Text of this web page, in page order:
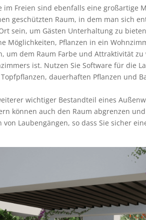
im Freien sind ebenfalls eine großartige
geschützten Raum, in dem man sich
sein, um Gästen Unterhaltung zu
Möglichkeiten, Pflanzen in ein
um dem Raum Farbe und Attraktivität
ist. Nutzen Sie Software für die
dauerhaften Pflanzen und
wichtiger Bestandteil eines
können auch den Raum abgrenzen
von Laubengängen, so dass Sie sicher